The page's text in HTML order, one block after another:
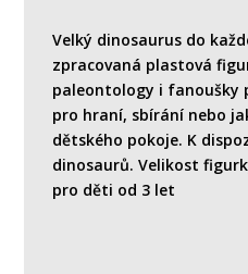
Velký dinosaurus do
zpracovaná plastová
paleontology i fanoušky
pro hraní, sbírání nebo
dětského pokoje. K
dinosaurů. Velikost
pro děti od 3 let